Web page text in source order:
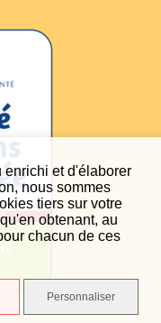
enrichi et d'élaborer
nous sommes
tiers sur votre
obtenant, au
chacun de ces
Personnaliser